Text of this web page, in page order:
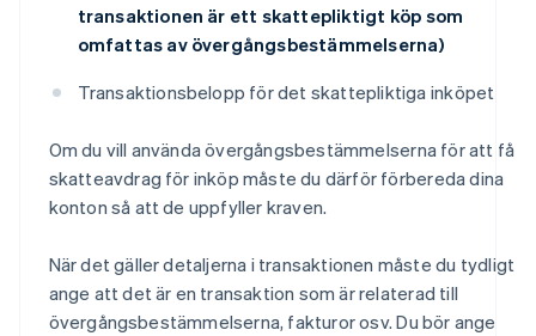
transaktionen är ett skattepliktigt köp som
omfattas av övergångsbestämmelserna)
Transaktionsbelopp för det skattepliktiga inköpet
Om du vill använda övergångsbestämmelserna för att få
skatteavdrag för inköp måste du därför förbereda dina
konton så att de uppfyller kraven.
När det gäller detaljerna i transaktionen måste du tydligt
ange att det är en transaktion som är relaterad till
övergångsbestämmelserna, fakturor osv. Du bör ange